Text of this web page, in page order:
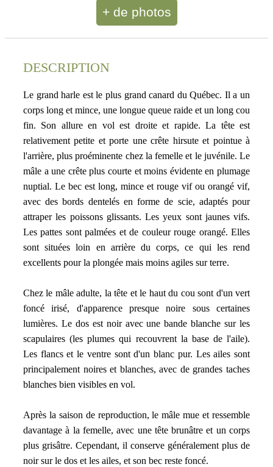
+ de photos
DESCRIPTION
Le grand harle est le plus grand canard du Québec. Il a un
corps long et mince, une longue queue raide et un long cou
fin. Son allure en vol est droite et rapide. La tête est
relativement petite et porte une crête hirsute et pointue à
l'arrière, plus proéminente chez la femelle et le juvénile. Le
mâle a une crête plus courte et moins évidente en plumage
nuptial. Le bec est long, mince et rouge vif ou orangé vif,
avec des bords dentelés en forme de scie, adaptés pour
attraper les poissons glissants. Les yeux sont jaunes vifs.
Les pattes sont palmées et de couleur rouge orangé. Elles
sont situées loin en arrière du corps, ce qui les rend
excellents pour la plongée mais moins agiles sur terre.
Chez le mâle adulte, la tête et le haut du cou sont d'un vert
foncé irisé, d'apparence presque noire sous certaines
lumières. Le dos est noir avec une bande blanche sur les
scapulaires (les plumes qui recouvrent la base de l'aile).
Les flancs et le ventre sont d'un blanc pur. Les ailes sont
principalement noires et blanches, avec de grandes taches
blanches bien visibles en vol.
Après la saison de reproduction, le mâle mue et ressemble
davantage à la femelle, avec une tête brunâtre et un corps
plus grisâtre. Cependant, il conserve généralement plus de
noir sur le dos et les ailes, et son bec reste foncé.